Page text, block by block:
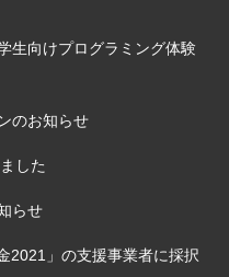
生向けプログラミング体験
のお知らせ
した
らせ
2021」の支援事業者に採択